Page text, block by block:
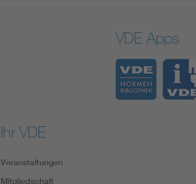
VDE Apps
Ihr VDE
Veranstaltungen
Mitgliedschaft